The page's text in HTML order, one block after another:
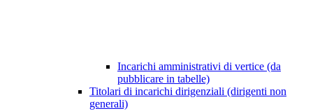
Incarichi amministrativi di vertice (da
pubblicare in tabelle)
Titolari di incarichi dirigenziali (dirigenti non
generali)